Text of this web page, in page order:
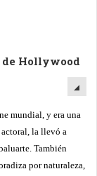
de Hollywood
mundial, y era una
actoral, la llevó a
También
por naturaleza,